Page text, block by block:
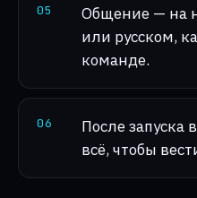
05
Общение — на
или русском,
команде.
06
После запуска
всё, чтобы